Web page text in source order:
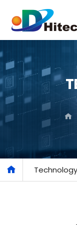
Technology